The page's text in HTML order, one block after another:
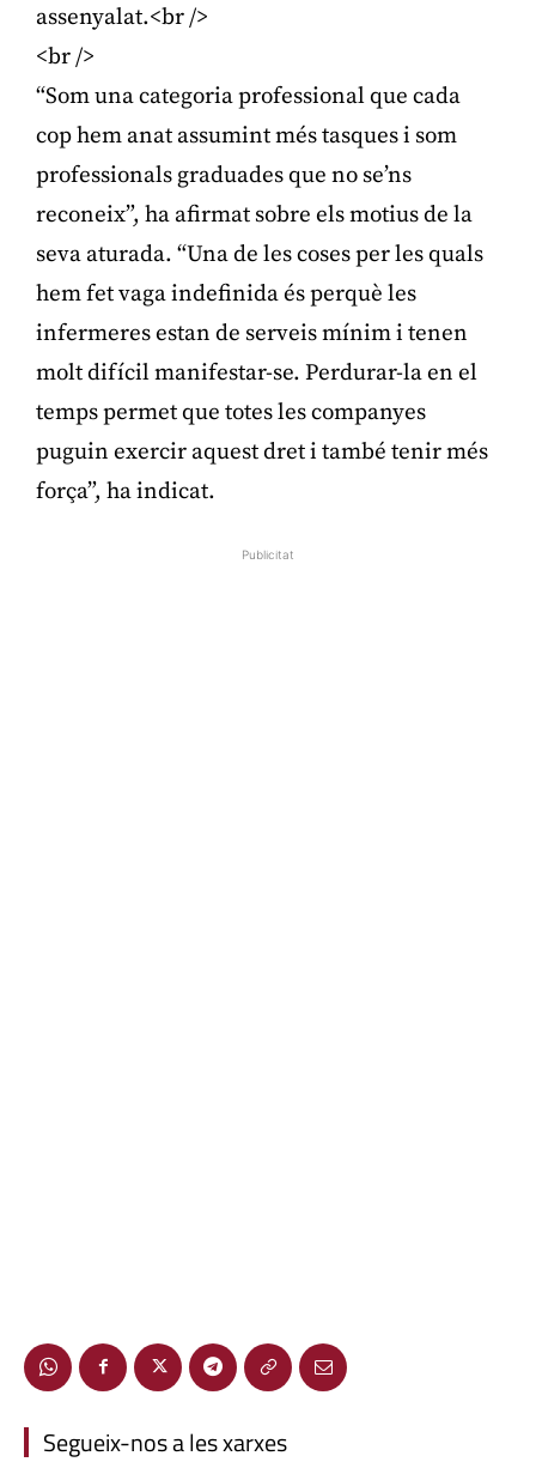
assenyalat.<br />
<br />
“Som una categoria professional que cada
cop hem anat assumint més tasques i som
professionals graduades que no se’ns
reconeix”, ha afirmat sobre els motius de la
seva aturada. “Una de les coses per les quals
hem fet vaga indefinida és perquè les
infermeres estan de serveis mínim i tenen
molt difícil manifestar-se. Perdurar-la en el
temps permet que totes les companyes
puguin exercir aquest dret i també tenir més
força”, ha indicat.
Publicitat
Segueix-nos a les xarxes